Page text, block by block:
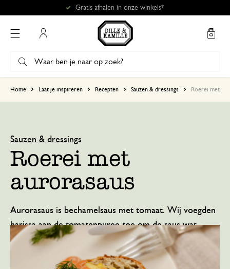
Home Laat je inspireren Recepten Sauzen & dressings Roerei met
Sauzen & dressings
Roerei met
aurorasaus
Aurorasaus is bechamelsaus met tomaat. Wij voegden
harissa aan de tomatenpuree toe om de saus wat
pittiger te maken. Heerlijk bij roerei en als basissaus
voor allerlei gerechten.